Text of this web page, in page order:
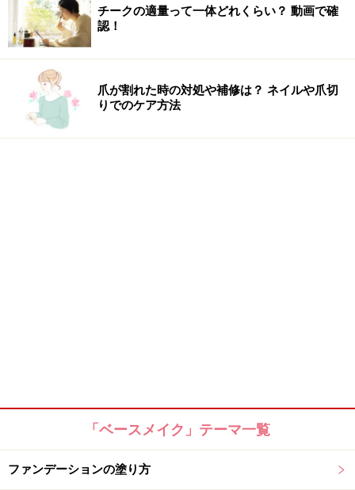
チークの適量って一体どれくらい？ 動画で確
認！
爪が割れた時の対処や補修は？ ネイルや爪切
りでのケア方法
「ベースメイク」テーマ一覧
ファンデーションの塗り方